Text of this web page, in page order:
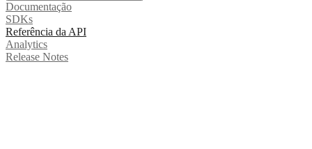
Documentação
SDKs
Referência da API
Analytics
Release Notes